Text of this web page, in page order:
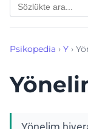
Psikopedia › Y ›